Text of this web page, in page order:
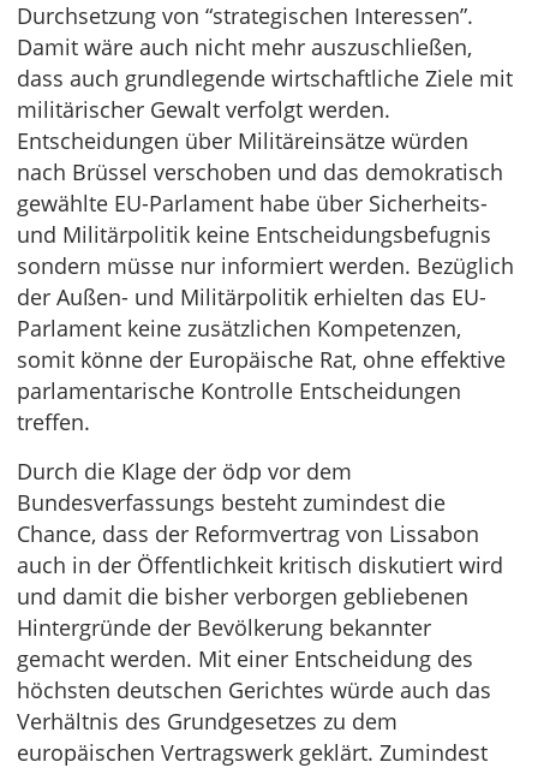
Durchsetzung von “strategischen Interessen”.
Damit wäre auch nicht mehr auszuschließen,
dass auch grundlegende wirtschaftliche Ziele mit
militärischer Gewalt verfolgt werden.
Entscheidungen über Militäreinsätze würden
nach Brüssel verschoben und das demokratisch
gewählte EU-Parlament habe über Sicherheits-
und Militärpolitik keine Entscheidungsbefugnis
sondern müsse nur informiert werden. Bezüglich
der Außen- und Militärpolitik erhielten das EU-
Parlament keine zusätzlichen Kompetenzen,
somit könne der Europäische Rat, ohne effektive
parlamentarische Kontrolle Entscheidungen
treffen.
Durch die Klage der ödp vor dem
Bundesverfassungs besteht zumindest die
Chance, dass der Reformvertrag von Lissabon
auch in der Öffentlichkeit kritisch diskutiert wird
und damit die bisher verborgen gebliebenen
Hintergründe der Bevölkerung bekannter
gemacht werden. Mit einer Entscheidung des
höchsten deutschen Gerichtes würde auch das
Verhältnis des Grundgesetzes zu dem
europäischen Vertragswerk geklärt. Zumindest